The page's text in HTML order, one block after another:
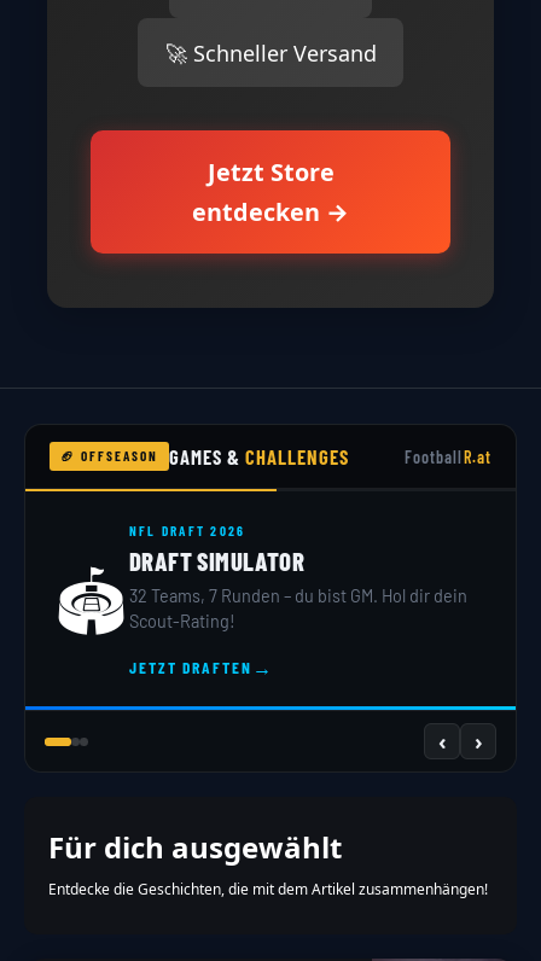
🚀 Schneller Versand
Jetzt Store
entdecken →
🏈 OFFSEASON GAMES &CHALLENGES FootballR.at
🏟️
NFL DRAFT 2026
DRAFT SIMULATOR
32 Teams, 7 Runden – du bist GM. Hol dir dein
Scout-Rating!
JETZT DRAFTEN →
‹ ›
Für dich ausgewählt
Entdecke die Geschichten, die mit dem Artikel zusammenhängen!